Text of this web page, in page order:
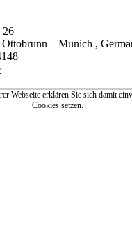
26
– Munich ,
Webseite erklären Sie sich damit
Cookies setzen.